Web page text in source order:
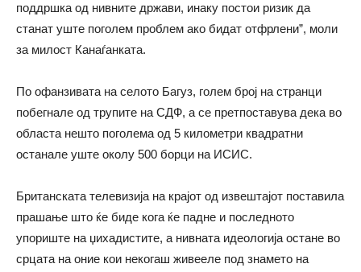
поддршка од нивните држави, инаку постои ризик да
станат уште поголем проблем ако бидат отфрлени”, моли
за милост Канаѓанката.
По офанзивата на селото Багуз, голем број на странци
побегнале од трупите на СДФ, а се претпоставува дека во
областа нешто поголема од 5 километри квадратни
останале уште околу 500 борци на ИСИС.
Британската телевизија на крајот од извештајот поставила
прашање што ќе биде кога ќе падне и последното
упориште на џихадистите, а нивната идеологија остане во
срцата на оние кои некогаш живееле под знамето на